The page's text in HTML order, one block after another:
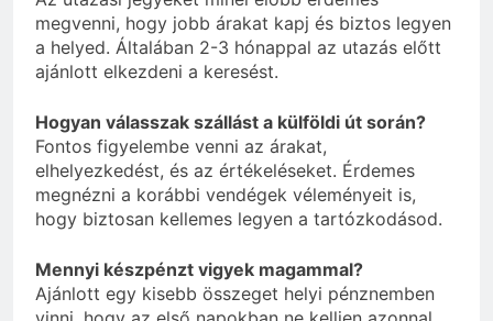
megvenni, hogy jobb árakat kapj és biztos legyen
a helyed. Általában 2-3 hónappal az utazás előtt
ajánlott elkezdeni a keresést.
Hogyan válasszak szállást a külföldi út során?
Fontos figyelembe venni az árakat,
elhelyezkedést, és az értékeléseket. Érdemes
megnézni a korábbi vendégek véleményeit is,
hogy biztosan kellemes legyen a tartózkodásod.
Mennyi készpénzt vigyek magammal?
Ajánlott egy kisebb összeget helyi pénznemben